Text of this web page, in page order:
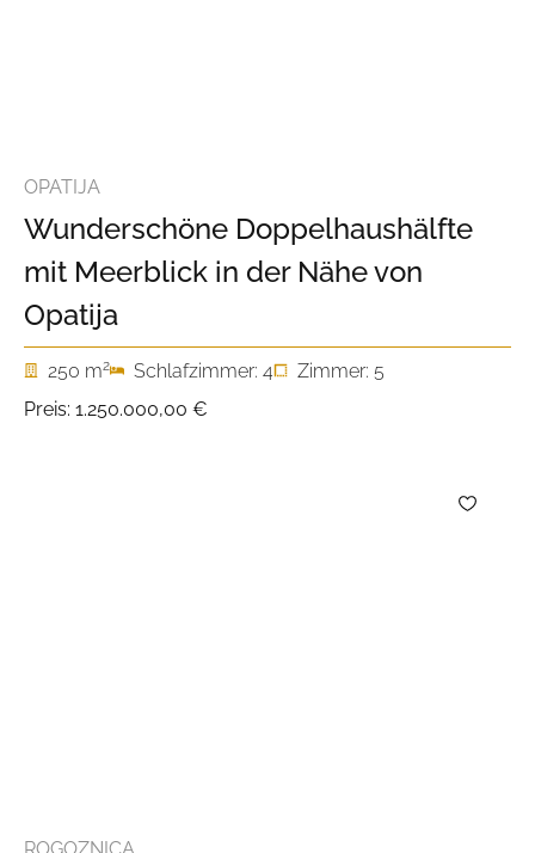
OPATIJA
Wunderschöne Doppelhaushälfte
mit Meerblick in der Nähe von
Opatija
250 m2 Schlafzimmer: 4
Zimmer: 5
Preis: 1.250.000,00 €